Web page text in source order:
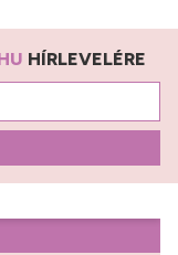
HÍRLEVELÉRE